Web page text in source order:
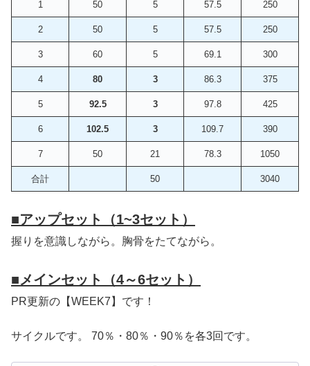
1 50 5 57.5 250
2 50 5 57.5 250
3 60 5 69.1 300
4 80 3 86.3 375
5 92.5 3 97.8 425
6 102.5 3 109.7 390
7 50 21 78.3 1050
合計 50 3040
■アップセット（1~3セット）
握りを意識しながら。胸骨をたてながら。
■メインセット（4～6セット）
PR更新の【WEEK7】です！
サイクルです。 70％・80％・90％を各3回です。